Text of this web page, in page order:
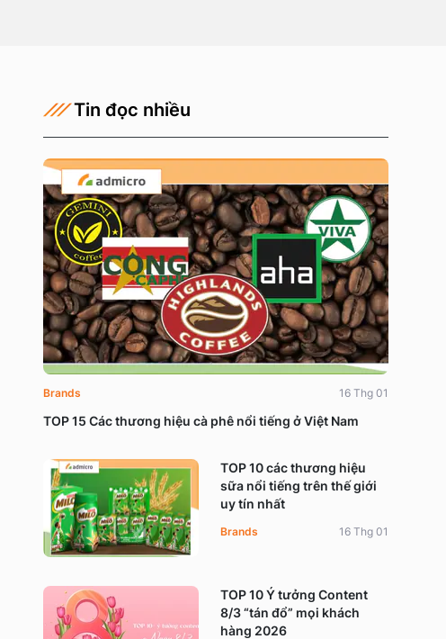
Tin đọc nhiều
TOP 15 Các thương hiệu cà phê nổi tiếng ở Việt Nam
Brands 16 Thg 01
TOP 10 các thương hiệu
sữa nổi tiếng trên thế giới
uy tín nhất
Brands 16 Thg 01
TOP 10 Ý tưởng Content
8/3 “tán đổ” mọi khách
hàng 2026